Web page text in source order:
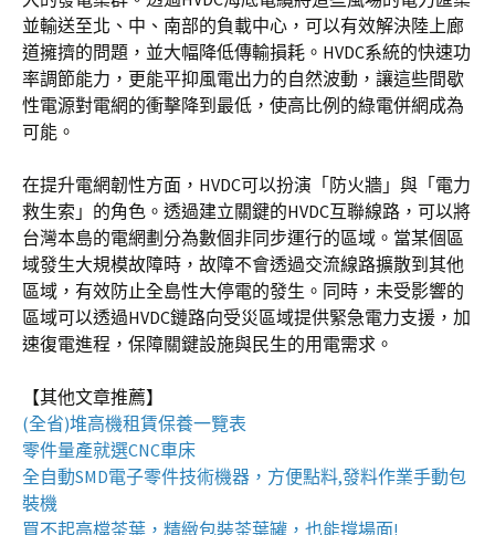
並輸送至北、中、南部的負載中心，可以有效解決陸上廊
道擁擠的問題，並大幅降低傳輸損耗。HVDC系統的快速功
率調節能力，更能平抑風電出力的自然波動，讓這些間歇
性電源對電網的衝擊降到最低，使高比例的綠電併網成為
可能。
在提升電網韌性方面，HVDC可以扮演「防火牆」與「電力
救生索」的角色。透過建立關鍵的HVDC互聯線路，可以將
台灣本島的電網劃分為數個非同步運行的區域。當某個區
域發生大規模故障時，故障不會透過交流線路擴散到其他
區域，有效防止全島性大停電的發生。同時，未受影響的
區域可以透過HVDC鏈路向受災區域提供緊急電力支援，加
速復電進程，保障關鍵設施與民生的用電需求。
【其他文章推薦】
(全省)堆高機租賃保養一覽表
零件量產就選CNC車床
全自動SMD電子零件技術機器 ，方便點料,發料作業手動包
裝機
買不起高檔茶葉，精緻包裝茶葉罐 ，也能撐場面!